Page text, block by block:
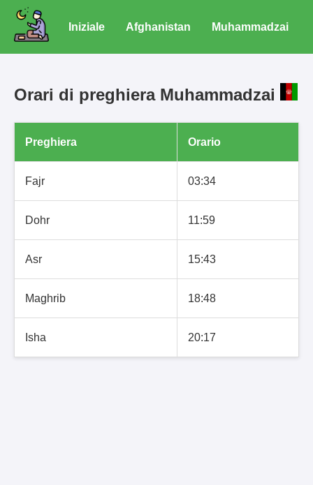
Iniziale Afghanistan Muhammadzai
Orari di preghiera Muhammadzai
Preghiera Orario
Fajr 03:34
Dohr 11:59
Asr 15:43
Maghrib 18:48
Isha 20:17